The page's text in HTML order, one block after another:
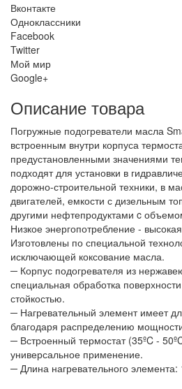
Вконтакте
Одноклассники
Facebook
Twitter
Мой мир
Google+
Описание товара
Погружные подогреватели масла
встроенным внутри корпуса
предустановленными значениями
подходят для установки в
дорожно-строительной техники, в
двигателей, емкости с дизельным
другими нефтепродуктами c
Низкое энергопотребление -
Изготовлены по специальной
исключающей коксование масла.
─ Корпус подогревателя из
специальная обработка
стойкостью.
─ Нагревательный элемент имеет
благодаря распределению
─ Встроенный термостат (35ºC -
универсальное применение.
─ Длина нагревательного